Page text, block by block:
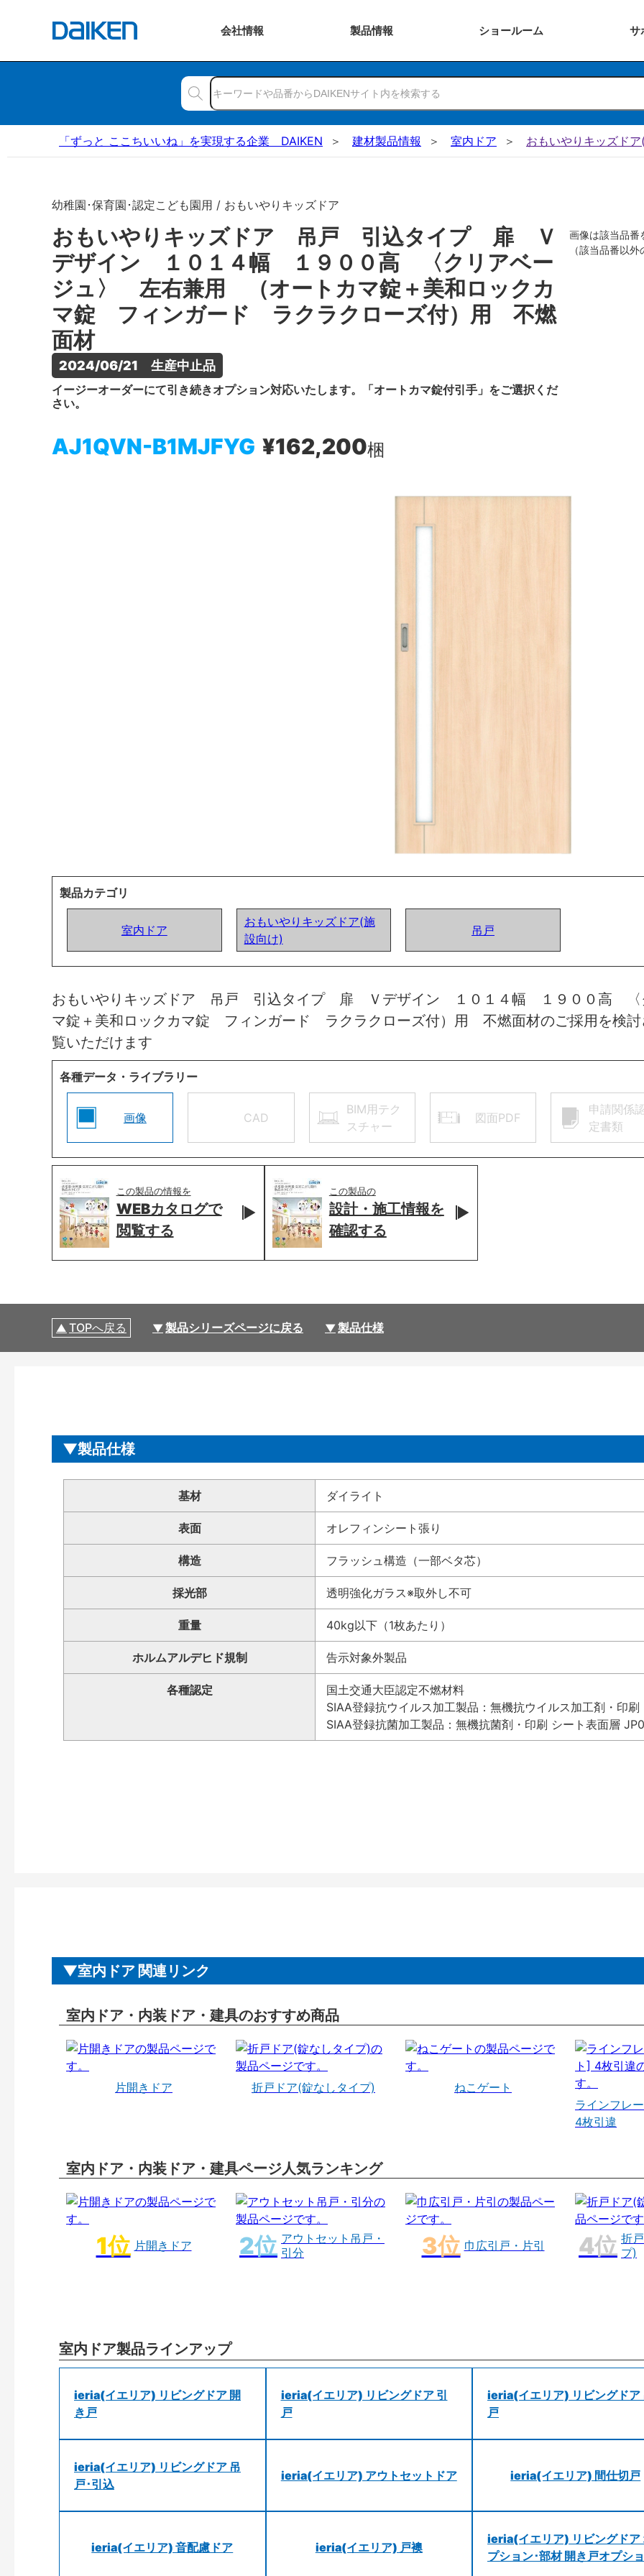
会社情報 製品情報 ショールーム サ
「ずっと ここちいいね」を実現する企業 DAIKEN 建材製品情報 室内ドア おもいやりキッズド
幼稚園･保育園･認定こども園用 / おもいやりキッズドア
おもいやりキッズドア 吊戸 引込タイプ 扉 Ｖ
デザイン １０１４幅 １９００高 〈クリアベー
ジュ〉 左右兼用 （オートカマ錠＋美和ロックカ
マ錠 フィンガード ラクラクローズ付）用 不燃
面材
2024/06/21　生産中止品
イージーオーダーにて引き続きオプション対応いたします。「オートカマ錠付引手」をご選択くだ
さい。
AJ1QVN-B1MJFYG ¥162,200梱
画像は該当品番
（該当品番以
製品カテゴリ
室内ドア
おもいやりキッズドア(施
設向け)
吊戸
おもいやりキッズドア 吊戸 引込タイプ 扉 Ｖデザイン １０１４幅 １９００高 〈
マ錠＋美和ロックカマ錠 フィンガード ラクラクローズ付）用 不燃面材のご採用を検討
覧いただけます
各種データ・ライブラリー
画像 CAD
BIM用テク
スチャー
図面PDF
申請関係
定書類
この製品の情報を
WEBカタログで
閲覧する
この製品の
設計・施工情報を
確認する
TOPへ戻る 製品シリーズページに戻る 製品仕様
製品仕様
基材 ダイライト
表面 オレフィンシート張り
構造 フラッシュ構造（一部ベタ芯）
採光部 透明強化ガラス※取外し不可
重量 40kg以下（1枚あたり）
ホルムアルデヒド規制 告示対象外製品
各種認定
国土交通大臣認定不燃材料
SIAA登録抗ウイルス加工製品：無機抗ウイルス加工剤・印
SIAA登録抗菌加工製品：無機抗菌剤・印刷 シート表面層
室内ドア 関連リンク
室内ドア・内装ドア・建具のおすすめ商品
片開きドア 折戸ドア(錠なしタイプ)
ねこゲート
ラインフレ
4枚引違
室内ドア・内装ドア・建具ページ人気ランキング
片開きドア
アウトセット吊戸・
引分
巾広引戸・片引
折
プ)
室内ドア製品ラインアップ
ieria(イエリア) リビングドア 開
き戸
ieria(イエリア) リビングドア 引
戸
ieria(イエリア) リビングドア
戸
ieria(イエリア) リビングドア 吊
戸･引込
ieria(イエリア) アウトセットドア ieria(イエリア) 間仕切戸
ieria(イエリア) 音配慮ドア ieria(イエリア) 戸襖
ieria(イエリア) リビングドア
プション･部材 開き戸オプシ